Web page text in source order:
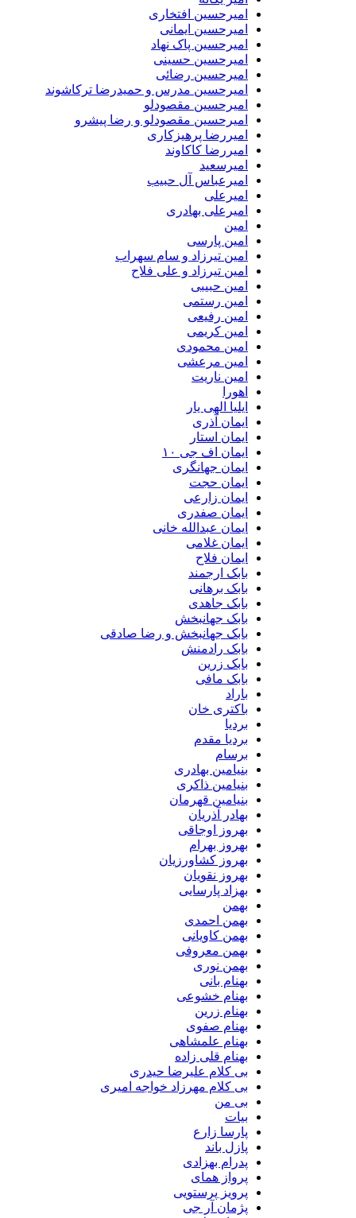
امیرحسین افتخاری
امیرحسین ایمانی
امیرحسین پاک نهاد
امیرحسین حسینی
امیرحسین رضائی
امیرحسین مدرس و حمیدرضا ترکاشوند
امیرحسین مقصودلو
امیرحسین مقصودلو و رضا پیشرو
امیررضا پرهیزکاری
امیررضا کاکاوند
امیرسعید
امیرعباس آل حبیب
امیرعلی
امیرعلی بهادری
امین
امین پارسی
امین تیرزاد و سام سهراب
امین تیرزاد و علی فلاح
امین حبیبی
امین رستمی
امین رفیعی
امین کریمی
امین محمودی
امین مرعشی
امین ناریت
اهورا
ایلیا الهی یار
ایمان آذری
ایمان استار
ایمان اف جی ۱۰
ایمان جهانگری
ایمان حجت
ایمان زارعی
ایمان صفدری
ایمان عبدالله خانی
ایمان غلامی
ایمان فلاح
بابک ارجمند
بابک برهانی
بابک جاهدی
بابک جهانبخش
بابک جهانبخش و رضا صادقی
بابک رادمنش
بابک زرین
بابک مافی
باراد
باکتری خان
بردیا
بردیا مقدم
برسام
بنیامین بهادری
بنیامین ذاکری
بنیامین قهرمان
بهادر آذریان
بهروز اوجاقی
بهروز بهرام
بهروز کشاورزیان
بهروز نقویان
بهزاد پارسایی
بهمن
بهمن احمدی
بهمن کاویانی
بهمن معروفی
بهمن نوری
بهنام بانی
بهنام خشوعی
بهنام زرین
بهنام صفوی
بهنام علمشاهی
بهنام قلی زاده
بی کلام علیرضا حیدری
بی کلام مهرزاد خواجه امیری
بی من
بیات
پارسا زارع
پازل باند
پدرام بهزادی
پرواز همای
پرویز پرستویی
پژمان آر جی